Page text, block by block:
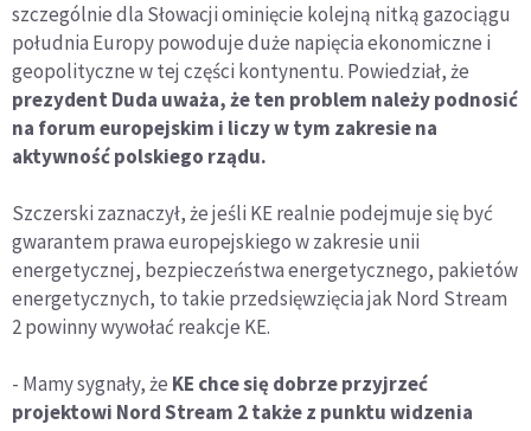
szczególnie dla Słowacji ominięcie kolejną nitką gazociągu
południa Europy powoduje duże napięcia ekonomiczne i
geopolityczne w tej części kontynentu. Powiedział, że
prezydent Duda uważa, że ten problem należy podnosić
na forum europejskim i liczy w tym zakresie na
aktywność polskiego rządu.
Szczerski zaznaczył, że jeśli KE realnie podejmuje się być
gwarantem prawa europejskiego w zakresie unii
energetycznej, bezpieczeństwa energetycznego, pakietów
energetycznych, to takie przedsięwzięcia jak Nord Stream
2 powinny wywołać reakcje KE.
- Mamy sygnały, że KE chce się dobrze przyjrzeć
projektowi Nord Stream 2 także z punktu widzenia